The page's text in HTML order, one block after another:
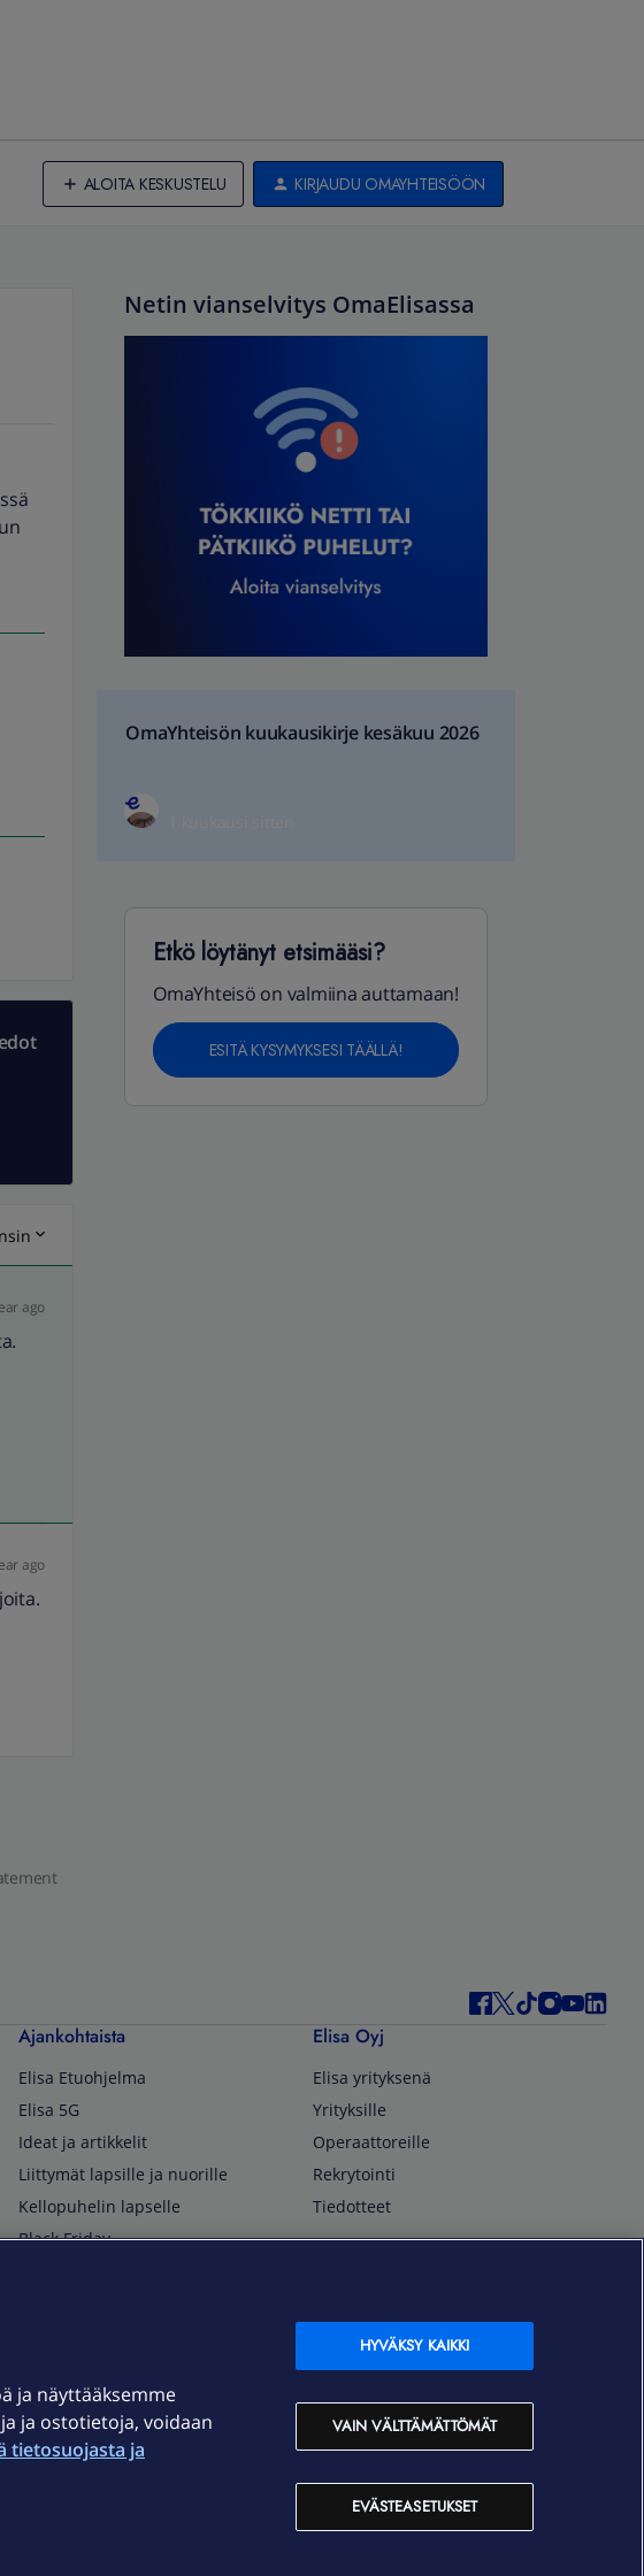
ALOITA KESKUSTELU KIRJAUDU OMAYHTEISÖÖN
ago
ago
Netin vianselvitys OmaElisassa
OmaYhteisön kuukausikirje kesäkuu 2026
Etkö löytänyt etsimääsi?
OmaYhteisö on valmiina auttamaan!
ESITÄ KYSYMYKSESI TÄÄLLÄ!
Ajankohtaista
Elisa Etuohjelma
Elisa 5G
Ideat ja artikkelit
Liittymät lapsille ja nuorille
Kellopuhelin lapselle
Black Friday
Elisa Oyj
Elisa yrityksenä
Yrityksille
Operaattoreille
Rekrytointi
Tiedotteet
OmaElisa Self Service
Moving to Finland
Elisa Corporation
Kundtjänst
OmaElisa självbetjäning
ja näyttääksemme
ja ostotietoja, voidaan
tietosuojasta ja
EVÄSTEASETUKSET
VAIN VÄLTTÄMÄTTÖMÄT
HYVÄKSY KAIKKI